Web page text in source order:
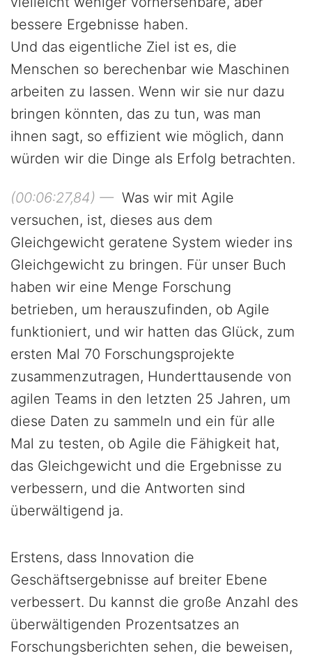
bessere Ergebnisse haben.
Und das eigentliche Ziel ist es, die
Menschen so berechenbar wie Maschinen
arbeiten zu lassen. Wenn wir sie nur dazu
bringen könnten, das zu tun, was man
ihnen sagt, so effizient wie möglich, dann
würden wir die Dinge als Erfolg betrachten.
(00:06:27,84) —Was wir mit Agile
versuchen, ist, dieses aus dem
Gleichgewicht geratene System wieder ins
Gleichgewicht zu bringen. Für unser Buch
haben wir eine Menge Forschung
betrieben, um herauszufinden, ob Agile
funktioniert, und wir hatten das Glück, zum
ersten Mal 70 Forschungsprojekte
zusammenzutragen, Hunderttausende von
agilen Teams in den letzten 25 Jahren, um
diese Daten zu sammeln und ein für alle
Mal zu testen, ob Agile die Fähigkeit hat,
das Gleichgewicht und die Ergebnisse zu
verbessern, und die Antworten sind
überwältigend ja.
Erstens, dass Innovation die
Geschäftsergebnisse auf breiter Ebene
verbessert. Du kannst die große Anzahl des
überwältigenden Prozentsatzes an
Forschungsberichten sehen, die beweisen,